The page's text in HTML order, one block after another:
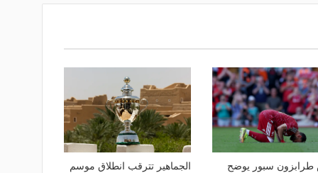
طرابزون سبور يوضح
الجماهير تترقب انطلاق موسم